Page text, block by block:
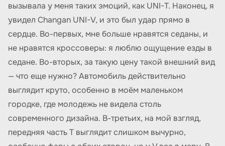
вызывала у меня таких эмоций, как UNI-T. Наконец, я
увидел Changan UNI-V, и это был удар прямо в
сердце. Во-первых, мне больше нравятся седаны, и
не нравятся кроссоверы: я люблю ощущение езды в
седане. Во-вторых, за такую цену такой внешний вид
— что еще нужно? Автомобиль действительно
выглядит круто, особенно в моём маленьком
городке, где молодежь не видела столь
современного дизайна. В-третьих, на мой взгляд,
передняя часть T выглядит слишком вычурно,